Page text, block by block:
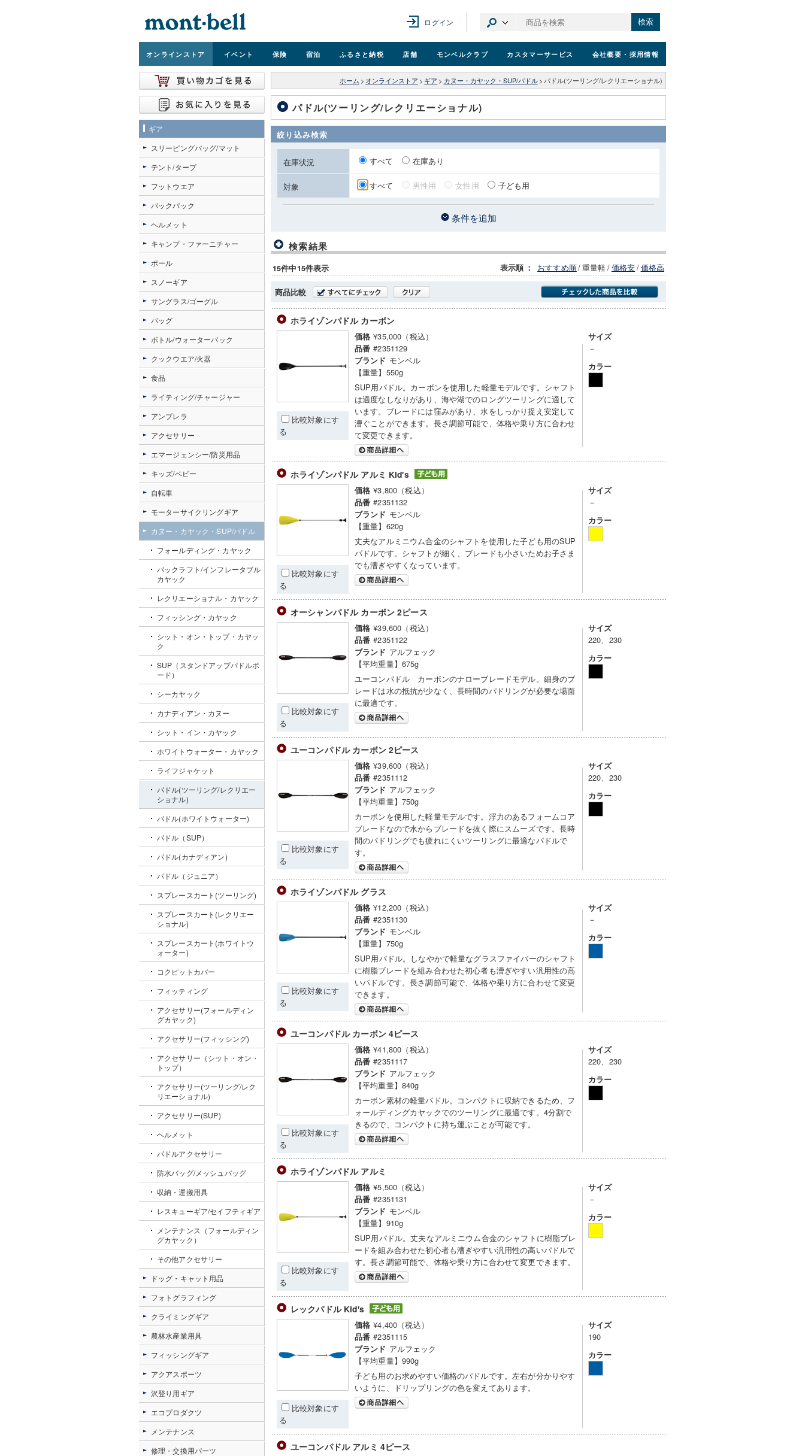
ログイン 検索
オンラインストア イベント 保険 宿泊 ふるさと納税 店舗 モンベルクラブ カスタマーサービス 会社概要 ・採用情報
ホーム > オンラインストア > ギア > カヌー・カヤック・SUP/パドル > パドル(ツーリング/レクリエーショナル)
パドル(ツーリング/レクリエーショナル)
絞り込み検索
在庫状況 すべて 在庫あり
対象 すべて 男性用 女性用 子ども用
条件を追加
検索結果
15件中15件表示 表示順 ： おすすめ順/重量軽/価格安/価格高
商品比較
ホライゾンパドル カーボン
比較対象にす
る
価格 ¥35,000（税込）
品番 #2351129
ブランド モンベル
【重量】550g
SUP用パドル。カーボンを使用した軽量モデルです。シャフト
は適度なしなりがあり、海や湖でのロングツーリングに適して
います。ブレードには窪みがあり、水をしっかり捉え安定して
漕ぐことができます。長さ調節可能で、体格や乗り方に合わせ
て変更できます。
サイズ
－
カラー
ホライゾンパドル アルミ Kid's
比較対象にす
る
価格 ¥3,800（税込）
品番 #2351132
ブランド モンベル
【重量】620g
丈夫なアルミニウム合金のシャフトを使用した子ども用のSUP
パドルです。シャフトが細く、ブレードも小さいためお子さま
でも漕ぎやすくなっています。
サイズ
－
カラー
オーシャンパドル カーボン 2ピース
比較対象にす
る
価格 ¥39,600（税込）
品番 #2351122
ブランド アルフェック
【平均重量】675g
ユーコンパドル カーボンのナローブレードモデル。細身のブ
レードは水の抵抗が少なく、長時間のパドリングが必要な場面
に最適です。
サイズ
220、230
カラー
ユーコンパドル カーボン 2ピース
比較対象にす
る
価格 ¥39,600（税込）
品番 #2351112
ブランド アルフェック
【平均重量】750g
カーボンを使用した軽量モデルです。浮力のあるフォームコア
ブレードなので水からブレードを抜く際にスムーズです。長時
間のパドリングでも疲れにくいツーリングに最適なパドルで
す。
サイズ
220、230
カラー
ホライゾンパドル グラス
比較対象にす
る
価格 ¥12,200（税込）
品番 #2351130
ブランド モンベル
【重量】750g
SUP用パドル。しなやかで軽量なグラスファイバーのシャフト
に樹脂ブレードを組み合わせた初心者も漕ぎやすい汎用性の高
いパドルです。長さ調節可能で、体格や乗り方に合わせて変更
できます。
サイズ
－
カラー
ユーコンパドル カーボン 4ピース
比較対象にす
る
価格 ¥41,800（税込）
品番 #2351117
ブランド アルフェック
【平均重量】840g
カーボン素材の軽量パドル。コンパクトに収納できるため、フ
ォールディングカヤックでのツーリングに最適です。4分割で
きるので、コンパクトに持ち運ぶことが可能です。
サイズ
220、230
カラー
ホライゾンパドル アルミ
比較対象にす
る
価格 ¥5,500（税込）
品番 #2351131
ブランド モンベル
【重量】910g
SUP用パドル。丈夫なアルミニウム合金のシャフトに樹脂ブレ
ードを組み合わせた初心者も漕ぎやすい汎用性の高いパドルで
す。長さ調節可能で、体格や乗り方に合わせて変更できます。
サイズ
－
カラー
レックパドル Kid's
比較対象にす
る
価格 ¥4,400（税込）
品番 #2351115
ブランド アルフェック
【平均重量】990g
子ども用のお求めやすい価格のパドルです。左右が分かりやす
いように、ドリップリングの色を変えてあります。
サイズ
190
カラー
ユーコンパドル アルミ 4ピース
ギア
スリーピングバッグ/マット
テント/タープ
フットウエア
バックパック
ヘルメット
キャンプ・ファーニチャー
ポール
スノーギア
サングラス/ゴーグル
バッグ
ボトル/ウォーターパック
クックウエア/火器
食品
ライティング/チャージャー
アンブレラ
アクセサリー
エマージェンシー/防災用品
キッズ/ベビー
自転車
モーターサイクリングギア
カヌー・カヤック・SUP/パドル
フォールディング・カヤック
パックラフト/インフレータブル
カヤック
レクリエーショナル・カヤック
フィッシング・カヤック
シット・オン・トップ・カヤッ
ク
SUP（スタンドアップパドルボ
ード）
シーカヤック
カナディアン・カヌー
シット・イン・カヤック
ホワイトウォーター・カヤック
ライフジャケット
パドル(ツーリング/レクリエー
ショナル)
パドル(ホワイトウォーター)
パドル（SUP）
パドル(カナディアン)
パドル（ジュニア）
スプレースカート(ツーリング)
スプレースカート(レクリエー
ショナル)
スプレースカート(ホワイトウ
ォーター)
コクピットカバー
フィッティング
アクセサリー(フォールディン
グカヤック)
アクセサリー(フィッシング)
アクセサリー（シット・オン・
トップ）
アクセサリー(ツーリング/レク
リエーショナル)
アクセサリー(SUP)
ヘルメット
パドルアクセサリー
防水バッグ/メッシュバッグ
収納・運搬用具
レスキューギア/セイフティギア
メンテナンス（フォールディン
グカヤック）
その他アクセサリー
ドッグ・キャット用品
フォトグラフィング
クライミングギア
農林水産業用具
フィッシングギア
アクアスポーツ
沢登り用ギア
エコプロダクツ
メンテナンス
修理・交換用パーツ